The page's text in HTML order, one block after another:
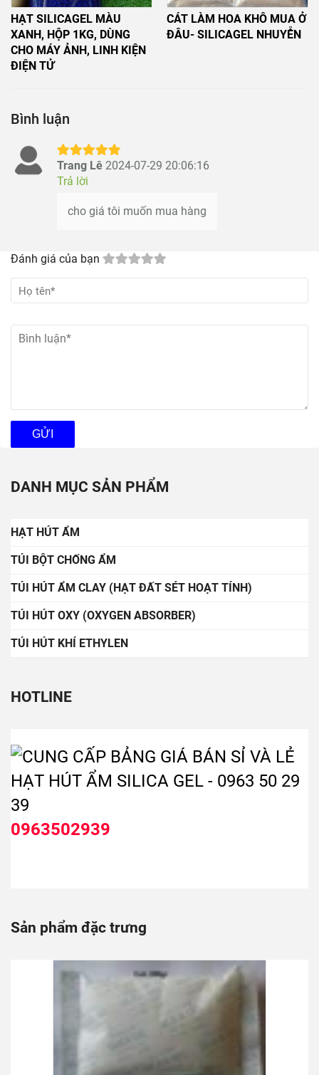
HẠT SILICAGEL MÀU
XANH, HỘP 1KG, DÙNG
CHO MÁY ẢNH, LINH KIỆN
ĐIỆN TỬ
CÁT LÀM HOA KHÔ MUA Ở
ĐÂU- SILICAGEL NHUYỄN
Bình luận
Trang Lê 2024-07-29 20:06:16
Trả lời
cho giá tôi muốn mua hàng
Đánh giá của bạn
GỬI
DANH MỤC SẢN PHẨM
HẠT HÚT ẨM
TÚI BỘT CHỐNG ẨM
TÚI HÚT ẨM CLAY (HẠT ĐẤT SÉT HOẠT TÍNH)
TÚI HÚT OXY (OXYGEN ABSORBER)
TÚI HÚT KHÍ ETHYLEN
HOTLINE
0963502939
Sản phẩm đặc trưng